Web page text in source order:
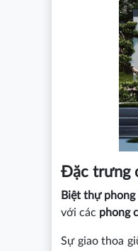
Đặc trưng
Biệt thự
với các phong
Sự giao thoa